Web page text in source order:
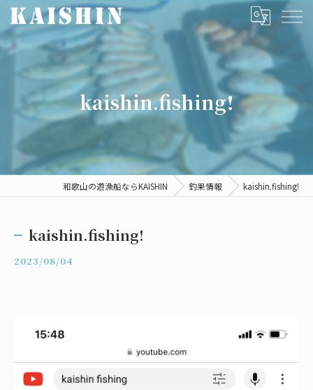
kaishin.fishing!
和歌山の遊漁船ならKAISHIN 釣果情報 kaishin.fishing!
kaishin.fishing!
2023/08/04